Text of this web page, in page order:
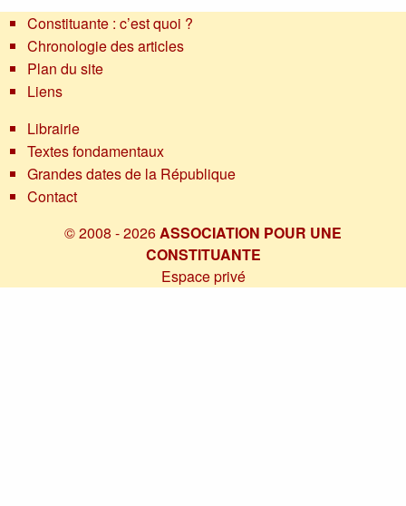
Constituante : c’est quoi ?
Chronologie des articles
Plan du site
Liens
Librairie
Textes fondamentaux
Grandes dates de la République
Contact
© 2008 - 2026ASSOCIATION POUR UNE
CONSTITUANTE
Espace privé